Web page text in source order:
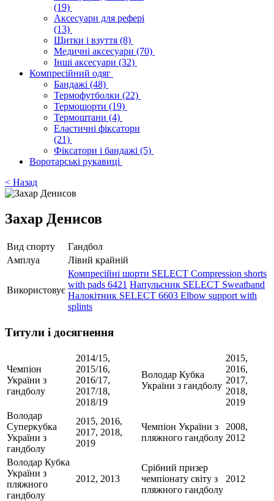
(19)
Аксесуари для рефері
(13)
Щитки і взуття (8)
Медичні аксесуари (70)
Інші аксесуари (32)
Компресійний одяг
Бандажі (48)
Термофутболки (22)
Термошорти (19)
Термоштани (4)
Еластичні фіксатори
(21)
Фіксатори і бандажі (5)
Воротарські рукавиці
< Назад
Захар Денисов
Вид спорту
Гандбол
Амплуа
Лівий крайній
Використовує
Компресійні шорти SELECT Compression shorts
with pads 6421 Напульсник SELECT Sweatband
Налокітник SELECT 6603 Elbow support with
splints
Титули і досягнення
Чемпіон
України з
гандболу
2014/15,
2015/16,
2016/17,
2017/18,
2018/19
Володар Кубка
України з гандболу
2015,
2016,
2017,
2018,
2019
Володар
Суперкубка
України з
гандболу
2015, 2016,
2017, 2018,
2019
Чемпіон України з
пляжного гандболу
2008,
2012
Володар Кубка
України з
пляжного
гандболу
2012, 2013
Срібний призер
чемпіонату світу з
пляжного гандболу
2012